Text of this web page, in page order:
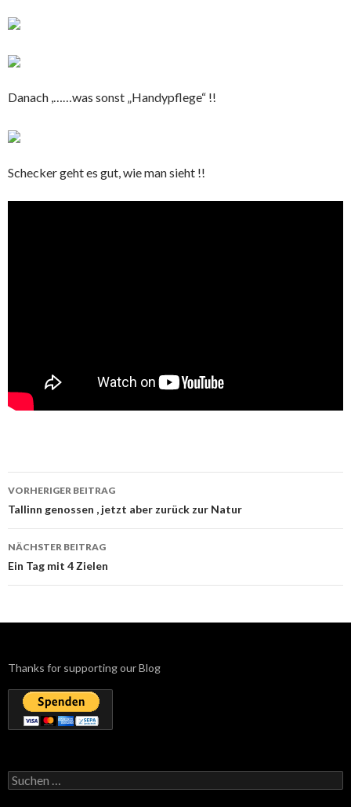
Danach ,……was sonst „Handypflege“ !!
Schecker geht es gut, wie man sieht !!
Beitrags-
Navigation
VORHERIGER BEITRAG
Tallinn genossen , jetzt aber zurück zur Natur
NÄCHSTER BEITRAG
Ein Tag mit 4 Zielen
Thanks for supporting our Blog
Suchen
nach: